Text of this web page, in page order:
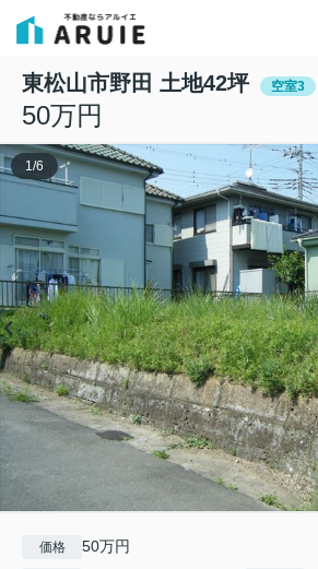
東松山市野田 土地42坪 空室3
50万円
1/6
価格 50万円